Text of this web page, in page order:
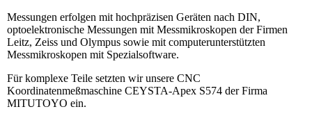
Messungen erfolgen mit hochpräzisen Geräten nach DIN,
optoelektronische Messungen mit Messmikroskopen der Firmen
Leitz, Zeiss und Olympus sowie mit computerunterstützten
Messmikroskopen mit Spezialsoftware.
Für komplexe Teile setzten wir unsere CNC
Koordinatenmeßmaschine CEYSTA-Apex S574 der Firma
MITUTOYO ein.